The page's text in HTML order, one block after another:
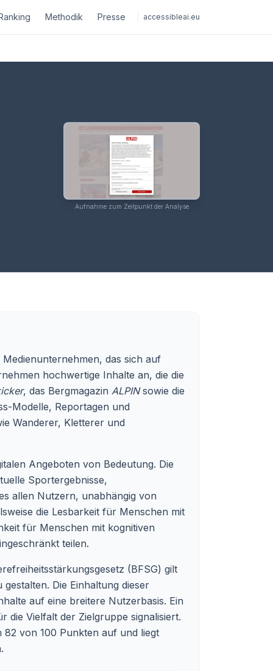
Methodik Presse accessibleai.eu
Aufnahme zum Zeitpunkt der Analyse
das sich auf
hochwertige Inhalte an, die die
, das Bergmagazin ALPINsowie die
Modelle, Reportagen und
Wanderer, Kletterer und
Angeboten von Bedeutung. Die
Sportergebnisse,
allen Nutzern, unabhängig von
die Lesbarkeit für Menschen mit
für Menschen mit kognitiven
teilen.
(BFSG) gilt
Die Einhaltung dieser
auf eine breitere Nutzerbasis. Ein
die Vielfalt der Zielgruppe signalisiert.
82 von 100 Punkten auf und liegt